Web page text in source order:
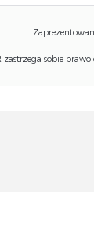
zastrzega sobie